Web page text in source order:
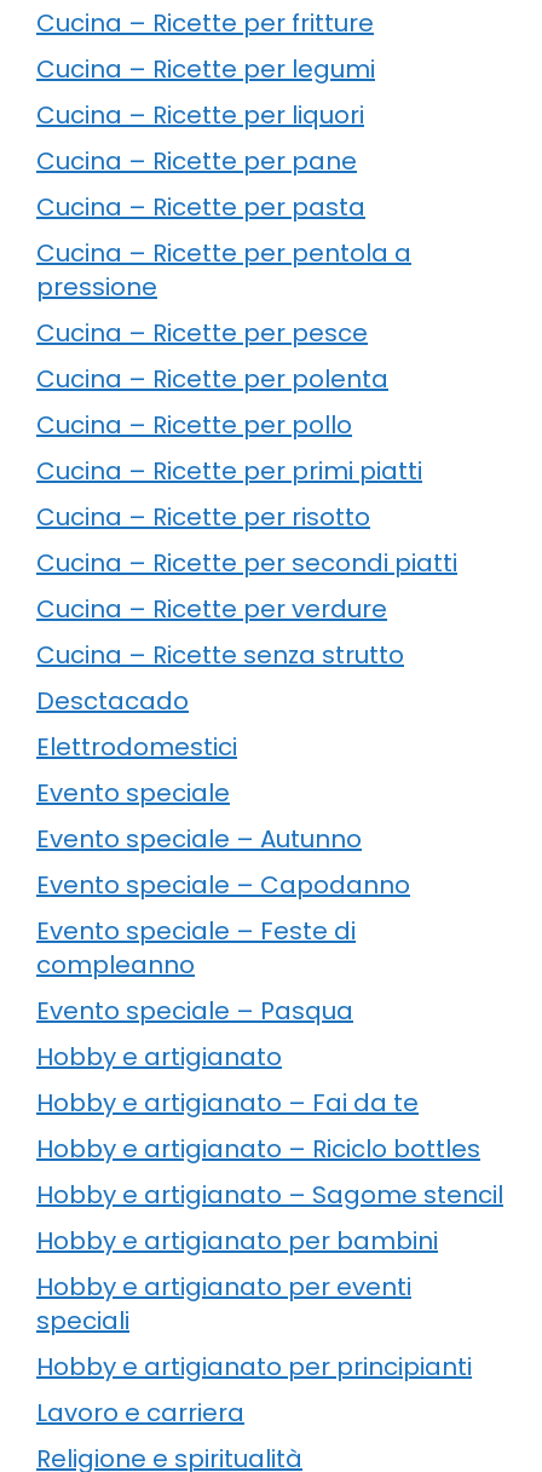
Cucina – Ricette per fritture
Cucina – Ricette per legumi
Cucina – Ricette per liquori
Cucina – Ricette per pane
Cucina – Ricette per pasta
Cucina – Ricette per pentola a
pressione
Cucina – Ricette per pesce
Cucina – Ricette per polenta
Cucina – Ricette per pollo
Cucina – Ricette per primi piatti
Cucina – Ricette per risotto
Cucina – Ricette per secondi piatti
Cucina – Ricette per verdure
Cucina – Ricette senza strutto
Desctacado
Elettrodomestici
Evento speciale
Evento speciale – Autunno
Evento speciale – Capodanno
Evento speciale – Feste di
compleanno
Evento speciale – Pasqua
Hobby e artigianato
Hobby e artigianato – Fai da te
Hobby e artigianato – Riciclo bottles
Hobby e artigianato – Sagome stencil
Hobby e artigianato per bambini
Hobby e artigianato per eventi
speciali
Hobby e artigianato per principianti
Lavoro e carriera
Religione e spiritualità